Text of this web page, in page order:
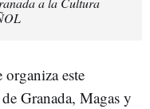
este
Granada, Magas y